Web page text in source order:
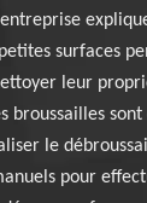
surfaces
leur
broussailles
le
pour